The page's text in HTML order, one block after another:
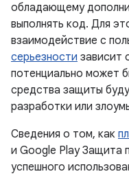
обладающему
выполнять код. Для
взаимодействие с
серьезности зависит
потенциально может
средства защиты
разработки или
Сведения о том, как
и Google Play Защита
успешного